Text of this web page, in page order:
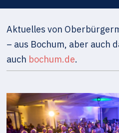
Aktuelles von
– aus Bochum, aber auch
auch bochum.de.